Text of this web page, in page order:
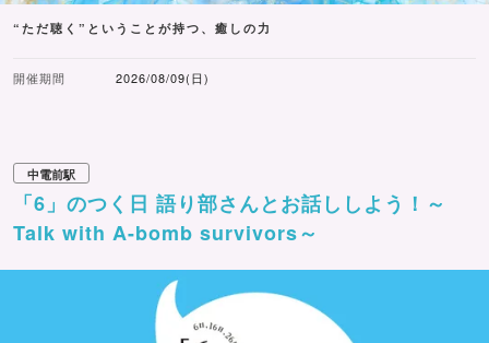
“ただ聴く”ということが持つ、癒しの力
開催期間 2026/08/09(日)
中電前駅
「6」のつく日 語り部さんとお話ししよう！～
Talk with A-bomb survivors～